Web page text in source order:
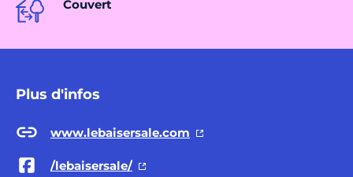
Couvert
Plus d'infos
www.lebaisersale.com
/lebaisersale/